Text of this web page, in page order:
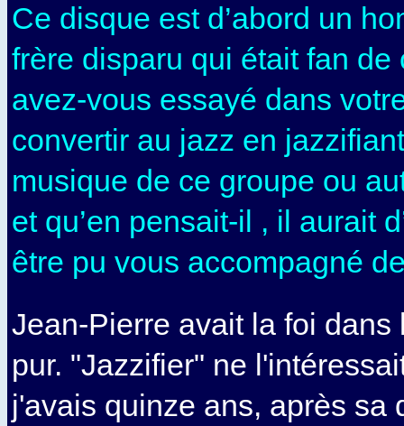
Ce disque est d’abord un
frère disparu qui était fan de
avez-vous essayé dans
convertir au jazz en
musique de ce groupe ou
et qu’en pensait-il , il aurait
être pu vous accompagné
Jean-Pierre avait la foi dans
pur. "Jazzifier" ne
j'avais quinze ans, après sa